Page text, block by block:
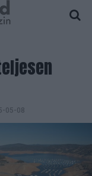
05-08